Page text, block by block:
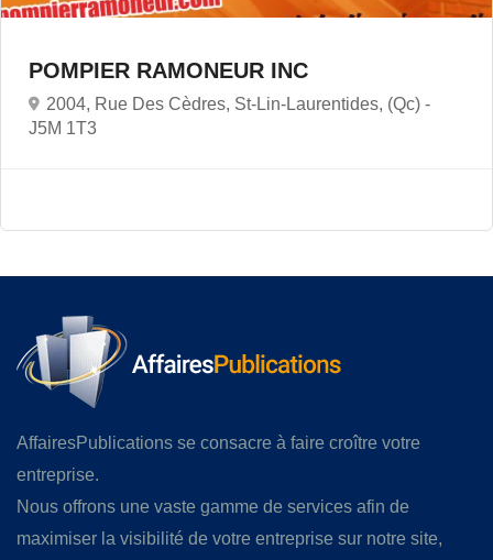
POMPIER RAMONEUR INC
2004, Rue Des Cèdres, St-Lin-Laurentides, (Qc) -
J5M 1T3
AffairesPublications se consacre à faire croître votre
entreprise.
Nous offrons une vaste gamme de services afin de
maximiser la visibilité de votre entreprise sur notre site,